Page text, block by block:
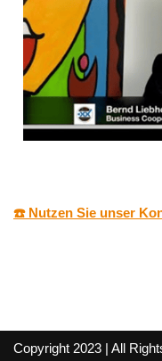
☎️ Nutzen Sie unser
Copyright 2023 | All